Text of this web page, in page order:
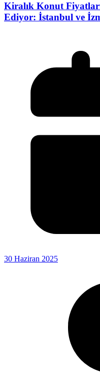
Kiralık Konut
Ediyor: İstanbul ve
30 Haziran 2025